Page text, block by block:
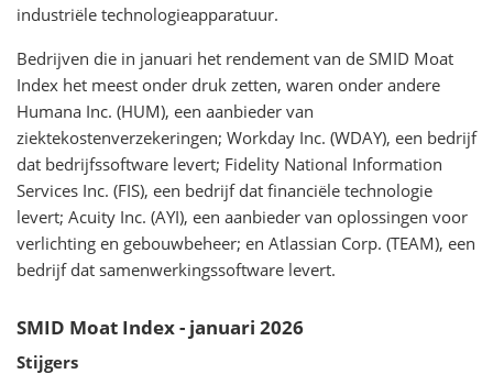
industriële technologieapparatuur.
Bedrijven die in januari het rendement van de SMID Moat
Index het meest onder druk zetten, waren onder andere
Humana Inc. (HUM), een aanbieder van
ziektekostenverzekeringen; Workday Inc. (WDAY), een bedrijf
dat bedrijfssoftware levert; Fidelity National Information
Services Inc. (FIS), een bedrijf dat financiële technologie
levert; Acuity Inc. (AYI), een aanbieder van oplossingen voor
verlichting en gebouwbeheer; en Atlassian Corp. (TEAM), een
bedrijf dat samenwerkingssoftware levert.
SMID Moat Index - januari 2026
Stijgers